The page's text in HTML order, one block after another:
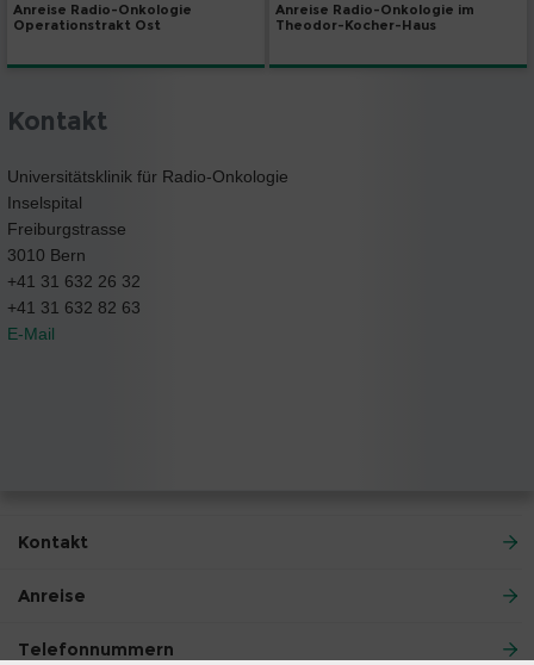
Anreise Radio-Onkologie
Operationstrakt Ost
Anreise Radio-Onkologie im
Theodor-Kocher-Haus
Kontakt
Universitätsklinik für Radio-Onkologie
Inselspital
Freiburgstrasse
3010 Bern
+41 31 632 26 32
+41 31 632 82 63
E-Mail
Kontakt
Anreise
Telefonnummern